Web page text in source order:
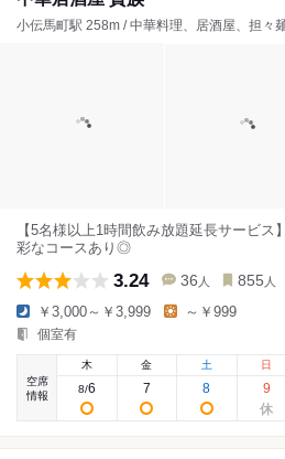
小伝馬町駅 258m / 中華料理、居酒屋、担々
【5名様以上1時間飲み放題延長サービ
彩なコースあり◎
3.24 36 人 855 人
￥3,000～￥3,999 ～￥999
個室有
空席
情報
木
8/6
金
7
土
8
日
9